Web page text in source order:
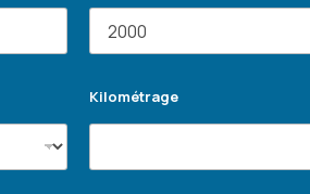
Kilométrage